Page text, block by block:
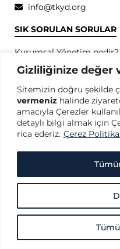
Gizliliğinize değer
Sitemizin doğru şekilde
vermeniz halinde
amacıyla Çerezler
detaylı bilgi almak için
rica ederiz. Çerez
info@tkyd.org
SIK SORULAN SORULAR
Kurumsal Yönetim nedir?
Kurumsal Yönetim İlkeleri
Kurumsal Yönetim
hangileridir?
SPK Kurumsal Yönetim
OECD Kurumsal
GİZLİLİK
Kullanım Koşulları
Kişisel Verilerin